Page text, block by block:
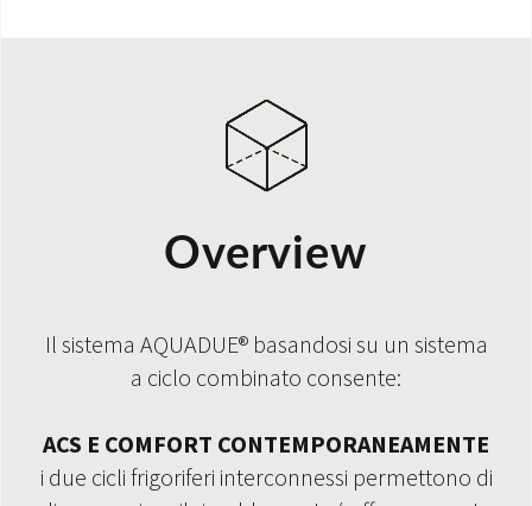
Overview
Il sistema AQUADUE® basandosi su un sistema
a ciclo combinato consente:
ACS E COMFORT CONTEMPORANEAMENTE
i due cicli frigoriferi interconnessi permettono di